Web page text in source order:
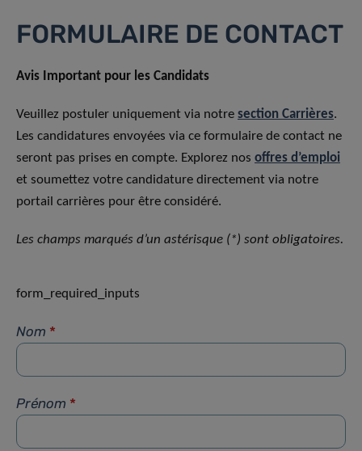
FORMULAIRE DE CONTACT
Avis Important pour les Candidats
Veuillez postuler uniquement via notre section Carrières.
Les candidatures envoyées via ce formulaire de contact ne
seront pas prises en compte. Explorez nos offres d’emploi
et soumettez votre candidature directement via notre
portail carrières pour être considéré.
Les champs marqués d’un astérisque (*) sont obligatoires.
form_required_inputs
Nom *
Prénom *